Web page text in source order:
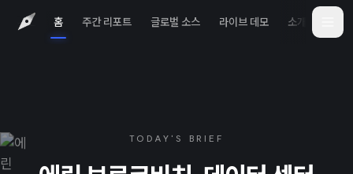
홈 주간 리포트 글로벌 소스 라이브 데모 소개
TODAY'S BRIEF